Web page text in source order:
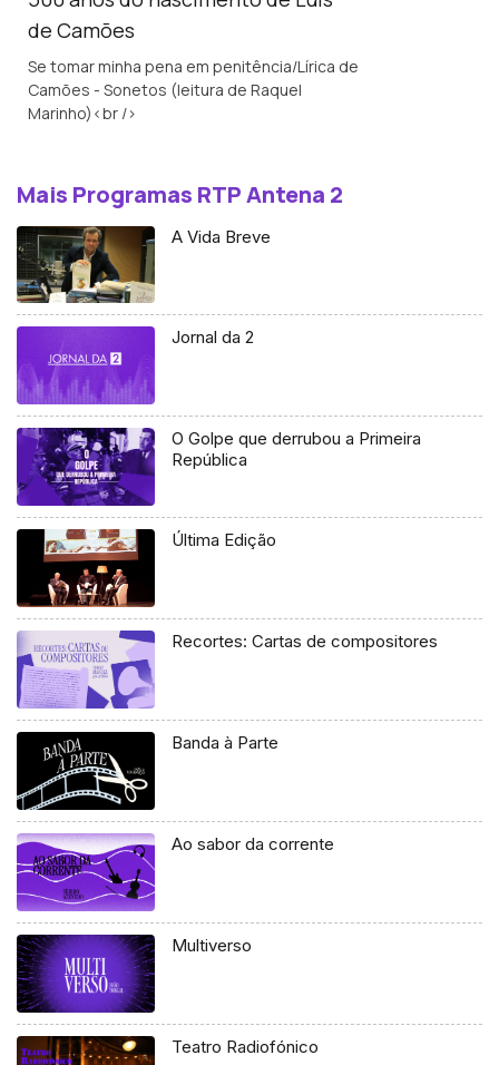
de Camões
Se tomar minha pena em penitência/Lírica de
Camões - Sonetos (leitura de Raquel
Marinho)<br />
Mais Programas RTP Antena 2
A Vida Breve
Jornal da 2
O Golpe que derrubou a Primeira
República
Última Edição
Recortes: Cartas de compositores
Banda à Parte
Ao sabor da corrente
Multiverso
Teatro Radiofónico